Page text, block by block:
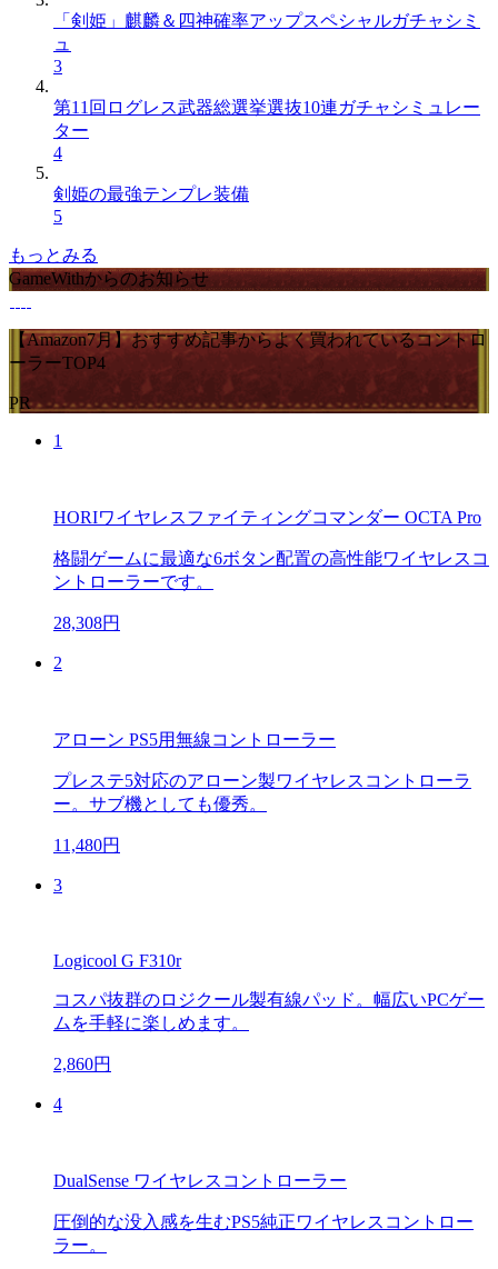
「剣姫」麒麟＆四神確率アップスペシャルガチャシミ
ュ
3
第11回ログレス武器総選挙選抜10連ガチャシミュレー
ター
4
剣姫の最強テンプレ装備
5
もっとみる
GameWithからのお知らせ
【Amazon7月】おすすめ記事からよく買われているコントロ
ーラーTOP4
PR
1
HORIワイヤレスファイティングコマンダー OCTA Pro
格闘ゲームに最適な6ボタン配置の高性能ワイヤレスコ
ントローラーです。
28,308円
2
アローン PS5用無線コントローラー
プレステ5対応のアローン製ワイヤレスコントローラ
ー。サブ機としても優秀。
11,480円
3
Logicool G F310r
コスパ抜群のロジクール製有線パッド。幅広いPCゲー
ムを手軽に楽しめます。
2,860円
4
DualSense ワイヤレスコントローラー
圧倒的な没入感を生むPS5純正ワイヤレスコントロー
ラー。